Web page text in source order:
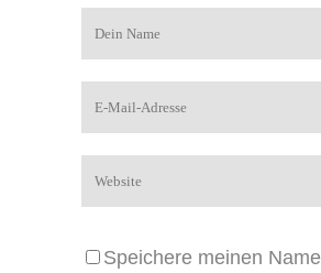
Speichere meinen